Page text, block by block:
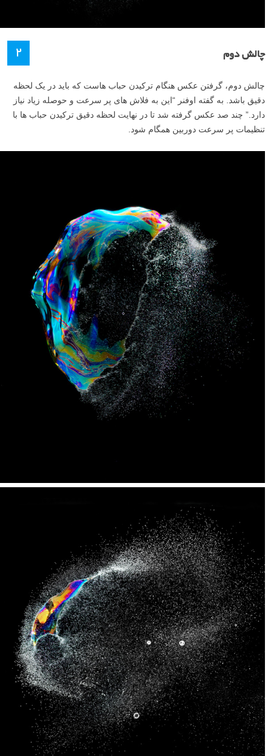
۲ چالش دوم
چالش دوم، گرفتن عکس هنگام ترکیدن حباب هاست که باید در یک لحظه
دقیق باشد. به گفته اوفنر “این به فلاش های پر سرعت و حوصله زیاد نیاز
دارد.” چند صد عکس گرفته شد تا در نهایت لحظه دقیق ترکیدن حباب ها با
تنظیمات پر سرعت دوربین همگام شود.